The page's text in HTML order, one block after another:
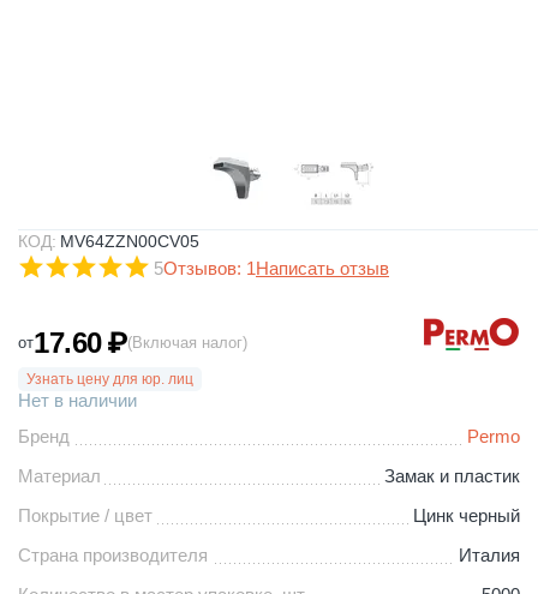
КОД: MV64ZZN00CV05
5Отзывов: 1Написать отзыв
от17.60₽(Включая налог)
Узнать цену для юр. лиц
Нет в наличии
Бренд
Permo
Материал
Замак и пластик
Покрытие / цвет
Цинк черный
Страна производителя
Италия